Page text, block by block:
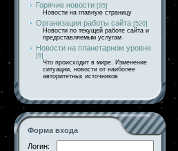
Горячие новости [95]
Новости на главную страницу
Организация работы сайта [520]
Новости по текущей работе сайта и
предоставляемым услугам
Новости на планетарном уровне
[6]
Что происходит в мире. Изменение
ситуации, новости от наиболее
авторитетных источников
Форма входа
Логин: